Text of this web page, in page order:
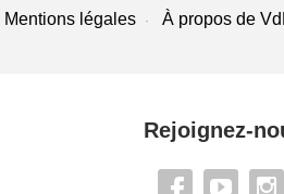
Mentions légales À propos de
Rejoignez-